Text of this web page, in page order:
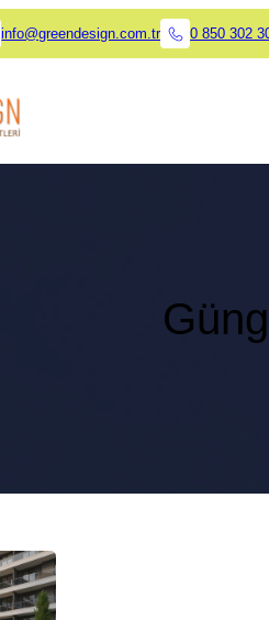
info@greendesign.com.tr 0 850 302